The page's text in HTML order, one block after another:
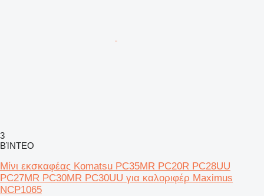
3
ΒΊΝΤΕΟ
Μίνι εκσκαφέας Komatsu PC35MR PC20R PC28UU
PC27MR PC30MR PC30UU για καλοριφέρ Maximus
NCP1065